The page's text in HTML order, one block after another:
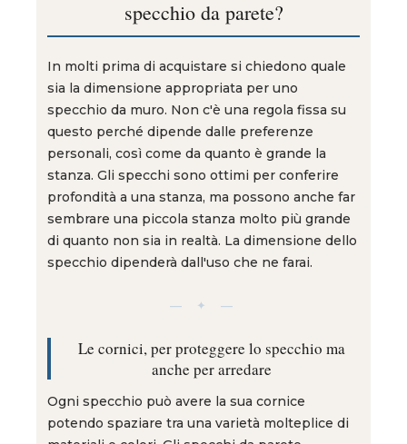
specchio da parete?
In molti prima di acquistare si chiedono quale
sia la dimensione appropriata per uno
specchio da muro. Non c'è una regola fissa su
questo perché dipende dalle preferenze
personali, così come da quanto è grande la
stanza. Gli specchi sono ottimi per conferire
profondità a una stanza, ma possono anche far
sembrare una piccola stanza molto più grande
di quanto non sia in realtà. La dimensione dello
specchio dipenderà dall'uso che ne farai.
— ✦ —
Le cornici, per proteggere lo specchio ma
anche per arredare
Ogni specchio può avere la sua cornice
potendo spaziare tra una varietà molteplice di